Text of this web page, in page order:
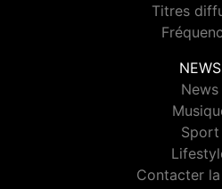
Titres
NEWS
News
Sport
Contacter